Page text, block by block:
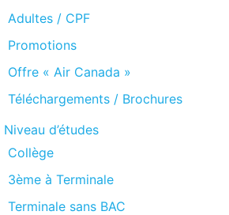
Adultes / CPF
Promotions
Offre « Air Canada »
Téléchargements / Brochures
Niveau d’études
Collège
3ème à Terminale
Terminale sans BAC